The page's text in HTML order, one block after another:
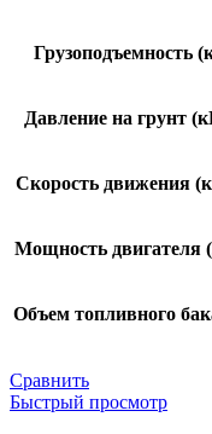
Грузоподъемность
Давление на грунт
Скорость движения
Мощность двигателя
Объем топливного
Сравнить
Быстрый просмотр